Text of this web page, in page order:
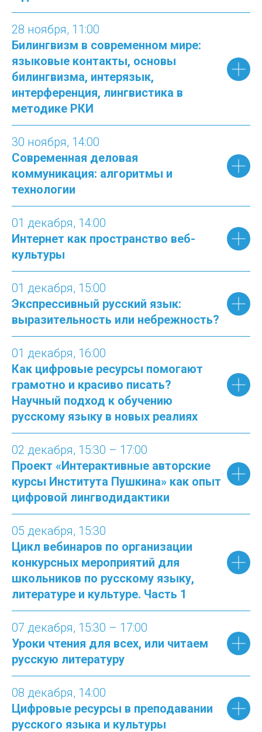
28 ноября, 11:00
Билингвизм в современном мире:
языковые контакты, основы
билингвизма, интерязык,
интерференция, лингвистика в
методике РКИ
30 ноября, 14:00
Современная деловая
коммуникация: алгоритмы и
технологии
01 декабря, 14:00
Интернет как пространство веб-
культуры
01 декабря, 15:00
Экспрессивный русский язык:
выразительность или небрежность?
01 декабря, 16:00
Как цифровые ресурсы помогают
грамотно и красиво писать?
Научный подход к обучению
русскому языку в новых реалиях
02 декабря, 15:30 – 17:00
Проект «Интерактивные авторские
курсы Института Пушкина» как опыт
цифровой лингводидактики
05 декабря, 15:30
Цикл вебинаров по организации
конкурсных мероприятий для
школьников по русскому языку,
литературе и культуре. Часть 1
07 декабря, 15:30 – 17:00
Уроки чтения для всех, или читаем
русскую литературу
08 декабря, 14:00
Цифровые ресурсы в преподавании
русского языка и культуры